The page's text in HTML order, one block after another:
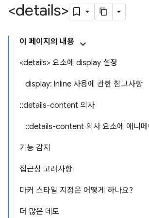
<details>
이 페이지의 내용
<details> 요소에 display 설정
display: inline 사용에 관한 참고사항
::details-content 의사
::details-content 의사 요소에 애니메
기능 감지
접근성 고려사항
마커 스타일 지정은 어떻게 하나요?
더 많은 데모